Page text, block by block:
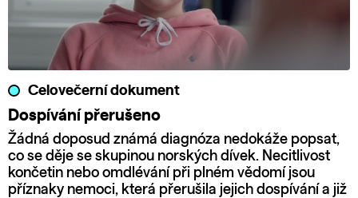
Celovečerní dokument
Dospívání přerušeno
Žádná doposud známá diagnóza nedokáže popsat,
co se děje se skupinou norských dívek. Necitlivost
končetin nebo omdlévání při plném vědomí jsou
příznaky nemoci, která přerušila jejich dospívání a již